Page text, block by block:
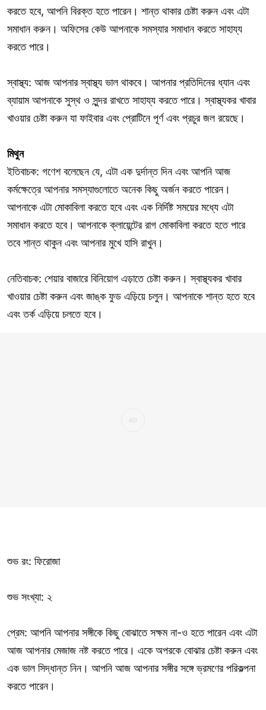
করতে হবে, আপনি বিরক্ত হতে পারেন। শান্ত থাকার চেষ্টা করুন এবং এটা
সমাধান করুন। অফিসের কেউ আপনাকে সমস্যার সমাধান করতে সাহায্য
করতে পারে।
স্বাস্থ্য: আজ আপনার স্বাস্থ্য ভাল থাকবে। আপনার প্রতিদিনের ধ্যান এবং
ব্যায়াম আপনাকে সুস্থ ও সুন্দর রাখতে সাহায্য করতে পারে। স্বাস্থ্যকর খাবার
খাওয়ার চেষ্টা করুন যা ফাইবার এবং প্রোটিনে পূর্ণ এবং প্রচুর জল রয়েছে।
মিথুন
ইতিবাচক: গণেশ বলেছেন যে, এটা এক দুর্দান্ত দিন এবং আপনি আজ
কর্মক্ষেত্রে আপনার সমস্যাগুলোতে অনেক কিছু অর্জন করতে পারেন।
আপনাকে এটা মোকাবিলা করতে হবে এবং এক নির্দিষ্ট সময়ের মধ্যে এটা
সমাধান করতে হবে। আপনাকে ক্লায়েন্টের রাগ মোকাবিলা করতে হতে পারে
তবে শান্ত থাকুন এবং আপনার মুখে হাসি রাখুন।
নেতিবাচক: শেয়ার বাজারে বিনিয়োগ এড়াতে চেষ্টা করুন। স্বাস্থ্যকর খাবার
খাওয়ার চেষ্টা করুন এবং জাঙ্ক ফুড এড়িয়ে চলুন। আপনাকে শান্ত হতে হবে
এবং তর্ক এড়িয়ে চলতে হবে।
শুভ রং: ফিরোজা
শুভ সংখ্যা: ২
প্রেম: আপনি আপনার সঙ্গীকে কিছু বোঝাতে সক্ষম না-ও হতে পারেন এবং এটা
আজ আপনার মেজাজ নষ্ট করতে পারে। একে অপরকে বোঝার চেষ্টা করুন এবং
এক ভাল সিদ্ধান্ত নিন। আপনি আজ আপনার সঙ্গীর সঙ্গে ভ্রমণের পরিকল্পনা
করতে পারেন।